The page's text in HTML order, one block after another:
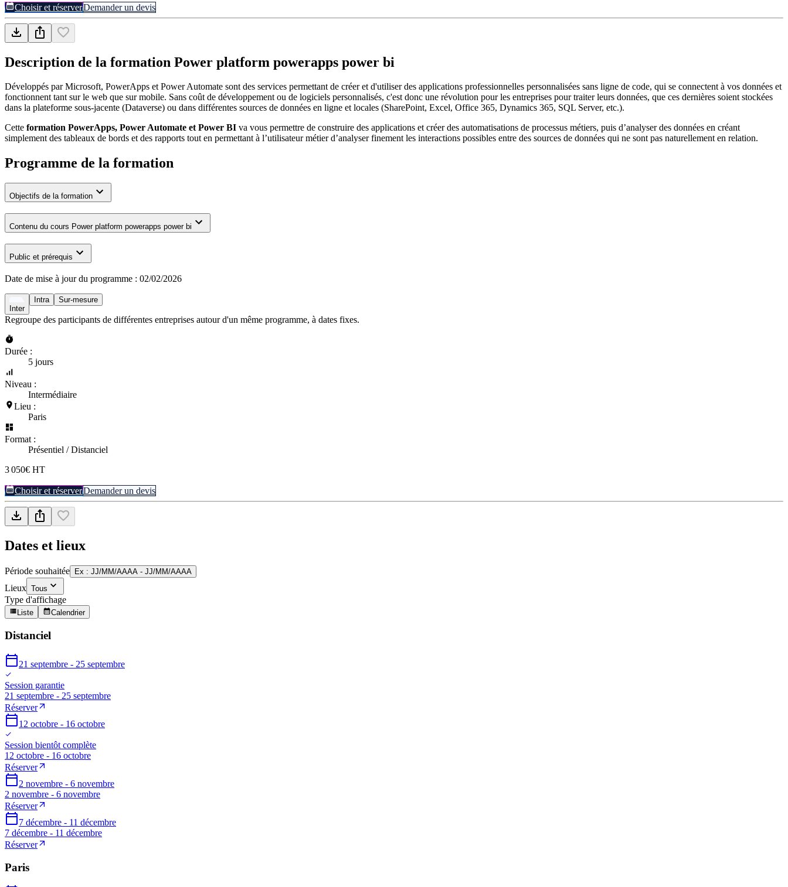
Choisir et réserverDemander un devis
Description de la formation Power platform powerapps power bi
Développés par Microsoft, PowerApps et Power Automate sont des services permettant de créer et d'utiliser des applications professionnelles personnalisées sans ligne de code, qui se connectent à vos données et
fonctionnent tant sur le web que sur mobile. Sans coût de développement ou de logiciels personnalisés, c'est donc une révolution pour les entreprises pour traiter leurs données, que ces dernières soient stockées
dans la plateforme sous-jacente (Dataverse) ou dans différentes sources de données en ligne et locales (SharePoint, Excel, Office 365, Dynamics 365, SQL Server, etc.).
Cette formation PowerApps, Power Automate et Power BI va vous permettre de construire des applications et créer des automatisations de processus métiers, puis d’analyser des données en créant
simplement des tableaux de bords et des rapports tout en permettant à l’utilisateur métier d’analyser finement les interactions possibles entre des sources de données qui ne sont pas naturellement en relation.
Programme de la formation
Objectifs de la formation
Contenu du cours Power platform powerapps power bi
Public et prérequis
Date de mise à jour du programme : 02/02/2026
Inter
Intra Sur-mesure
Regroupe des participants de différentes entreprises autour d'un même programme, à dates fixes.
Durée :
5 jours
Niveau :
Intermédiaire
Lieu :
Paris
Format :
Présentiel / Distanciel
3 050€ HT
Choisir et réserverDemander un devis
Dates et lieux
Période souhaitée Ex : JJ/MM/AAAA - JJ/MM/AAAA
Lieux Tous
Type d'affichage
Liste Calendrier
Distanciel
21 septembre - 25 septembre
Session garantie
21 septembre - 25 septembre
Réserver
12 octobre - 16 octobre
Session bientôt complète
12 octobre - 16 octobre
Réserver
2 novembre - 6 novembre
2 novembre - 6 novembre
Réserver
7 décembre - 11 décembre
7 décembre - 11 décembre
Réserver
Paris